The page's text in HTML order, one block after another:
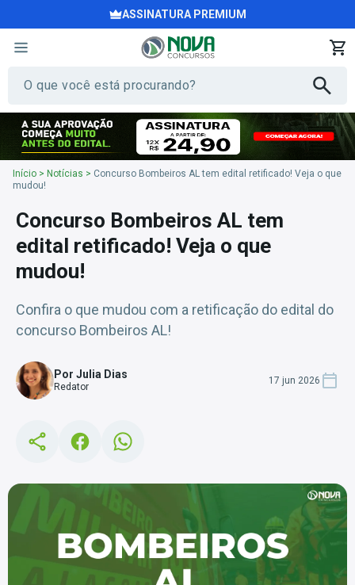
ASSINATURA PREMIUM
Início > Notícias > Concurso Bombeiros AL tem edital retificado! Veja o que
mudou!
Concurso Bombeiros AL tem
edital retificado! Veja o que
mudou!
Confira o que mudou com a retificação do edital do
concurso Bombeiros AL!
Por Julia Dias
Redator
17 jun 2026